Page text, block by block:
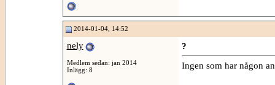
2014-01-04, 14:52
nely
Medlem sedan: jan 2014
Inlägg: 8
?
Ingen som har någon